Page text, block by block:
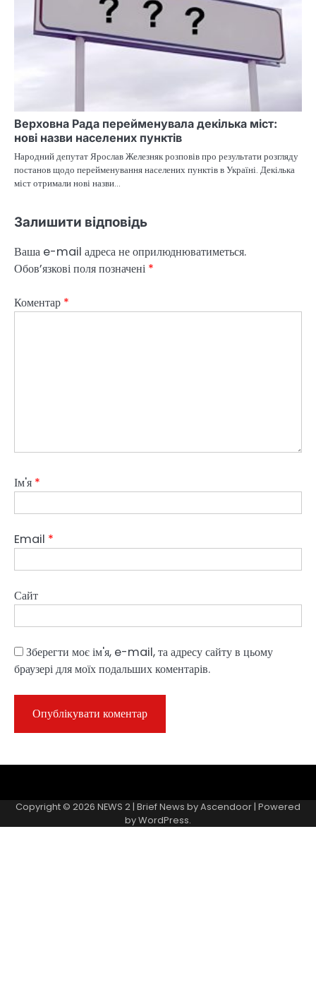
Верховна Рада перейменувала декілька міст:
нові назви населених пунктів
Народний депутат Ярослав Железняк розповів про результати розгляду
постанов щодо перейменування населених пунктів в Україні. Декілька
міст отримали нові назви…
Залишити відповідь
Ваша e-mail адреса не оприлюднюватиметься.
Обов’язкові поля позначені *
Коментар *
Ім'я *
Email *
Сайт
Зберегти моє ім'я, e-mail, та адресу сайту в цьому
браузері для моїх подальших коментарів.
Page
Copyright © 2026 NEWS 2| Brief News byAscendoor| Powered
byWordPress.